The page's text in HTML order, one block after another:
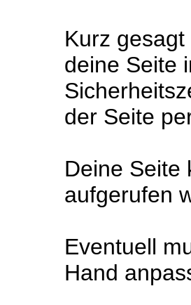
Kurz
deine Seite
der Seite
Deine
aufgerufen
Eventuell
Hand